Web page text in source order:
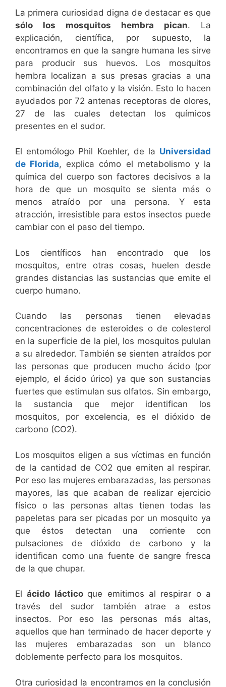
La primera curiosidad digna de destacar es que
sólo los mosquitos hembra pican. La
explicación, científica, por supuesto, la
encontramos en que la sangre humana les sirve
para producir sus huevos. Los mosquitos
hembra localizan a sus presas gracias a una
combinación del olfato y la visión. Esto lo hacen
ayudados por 72 antenas receptoras de olores,
27 de las cuales detectan los químicos
presentes en el sudor.
El entomólogo Phil Koehler, de la Universidad
de Florida, explica cómo el metabolismo y la
química del cuerpo son factores decisivos a la
hora de que un mosquito se sienta más o
menos atraído por una persona. Y esta
atracción, irresistible para estos insectos puede
cambiar con el paso del tiempo.
Los científicos han encontrado que los
mosquitos, entre otras cosas, huelen desde
grandes distancias las sustancias que emite el
cuerpo humano.
Cuando las personas tienen elevadas
concentraciones de esteroides o de colesterol
en la superficie de la piel, los mosquitos pululan
a su alrededor. También se sienten atraídos por
las personas que producen mucho ácido (por
ejemplo, el ácido úrico) ya que son sustancias
fuertes que estimulan sus olfatos. Sin embargo,
la sustancia que mejor identifican los
mosquitos, por excelencia, es el dióxido de
carbono (CO2).
Los mosquitos eligen a sus víctimas en función
de la cantidad de CO2 que emiten al respirar.
Por eso las mujeres embarazadas, las personas
mayores, las que acaban de realizar ejercicio
físico o las personas altas tienen todas las
papeletas para ser picadas por un mosquito ya
que éstos detectan una corriente con
pulsaciones de dióxido de carbono y la
identifican como una fuente de sangre fresca
de la que chupar.
Elácido láctico que emitimos al respirar o a
través del sudor también atrae a estos
insectos. Por eso las personas más altas,
aquellos que han terminado de hacer deporte y
las mujeres embarazadas son un blanco
doblemente perfecto para los mosquitos.
Otra curiosidad la encontramos en la conclusión